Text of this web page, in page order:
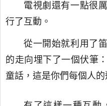
電視劇還有一點很
行了互動。
從一開始就利用了
的走向埋下了一個伏筆
童話，這是你們每個人的